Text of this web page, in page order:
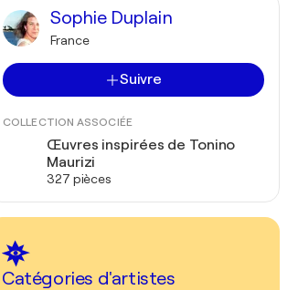
Sophie Duplain
France
Suivre
COLLECTION ASSOCIÉE
Œuvres inspirées de Tonino
Maurizi
327 pièces
Catégories d'artistes